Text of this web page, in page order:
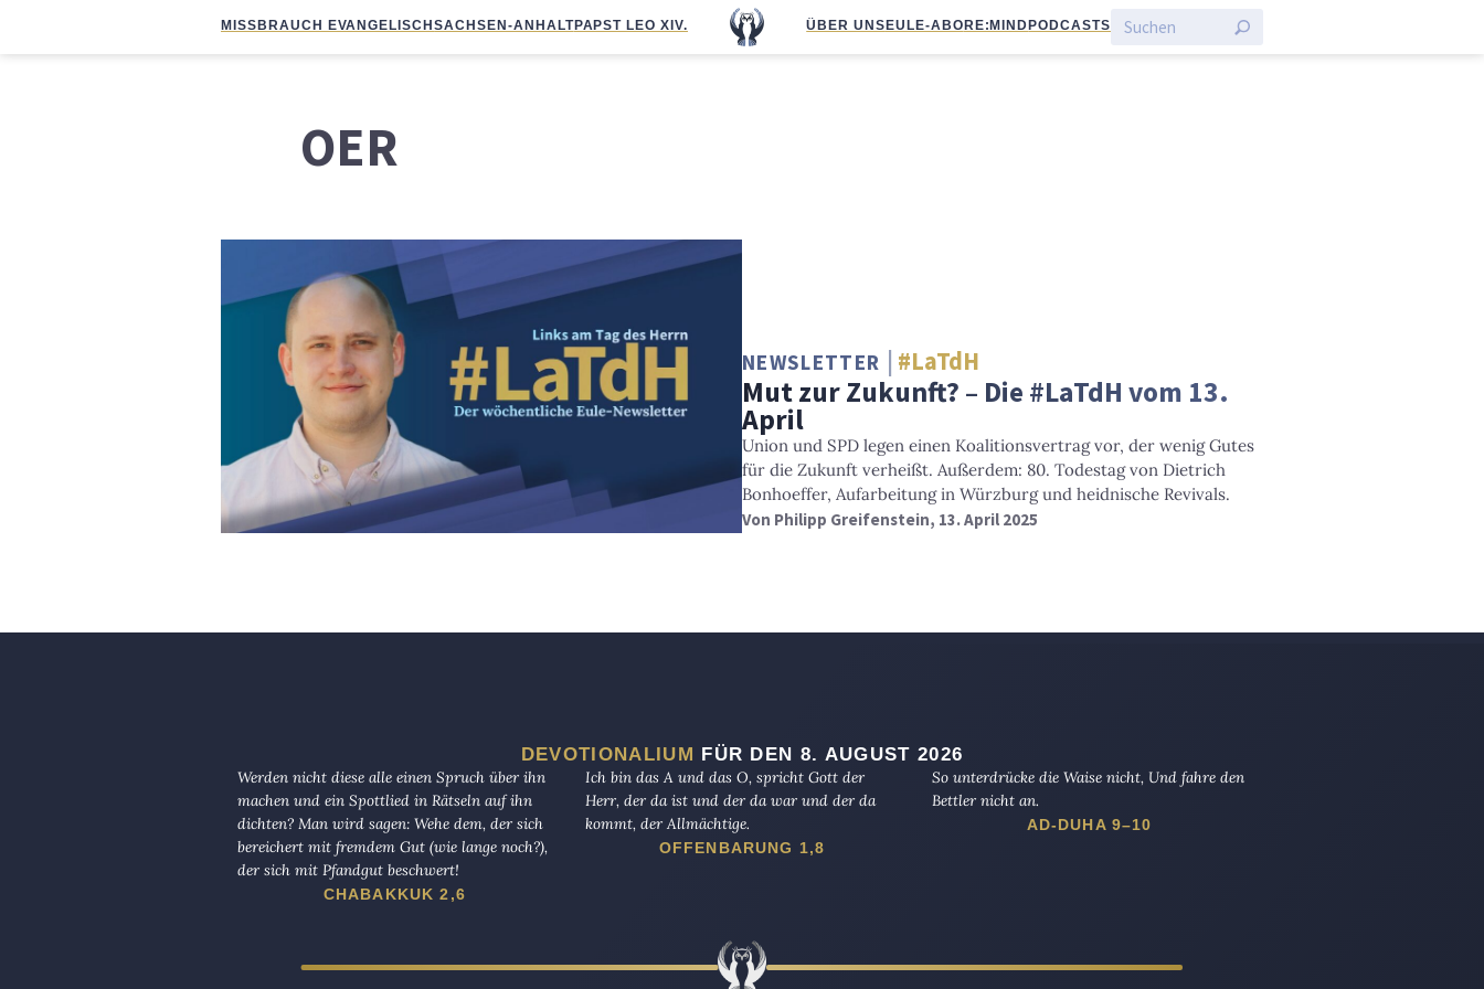
MISSBRAUCH EVANGELISCHSACHSEN-ANHALTPAPST LEO XIV. ÜBER UNS EULE-ABO RE:MIND PODCASTS
OER
NEWSLETTER #LaTdH
Mut zur Zukunft? – Die #LaTdH vom 13.
April
Union und SPD legen einen Koalitionsvertrag vor, der wenig Gutes
für die Zukunft verheißt. Außerdem: 80. Todestag von Dietrich
Bonhoeffer, Aufarbeitung in Würzburg und heidnische Revivals.
Von Philipp Greifenstein, 13. April 2025
DEVOTIONALIUM FÜR DEN 8. AUGUST 2026
Werden nicht diese alle einen Spruch über ihn
machen und ein Spottlied in Rätseln auf ihn
dichten? Man wird sagen: Wehe dem, der sich
bereichert mit fremdem Gut (wie lange noch?),
der sich mit Pfandgut beschwert!
CHABAKKUK 2,6
Ich bin das A und das O, spricht Gott der
Herr, der da ist und der da war und der da
kommt, der Allmächtige.
OFFENBARUNG 1,8
So unterdrücke die Waise nicht, Und fahre den
Bettler nicht an.
AD-DUHA 9–10